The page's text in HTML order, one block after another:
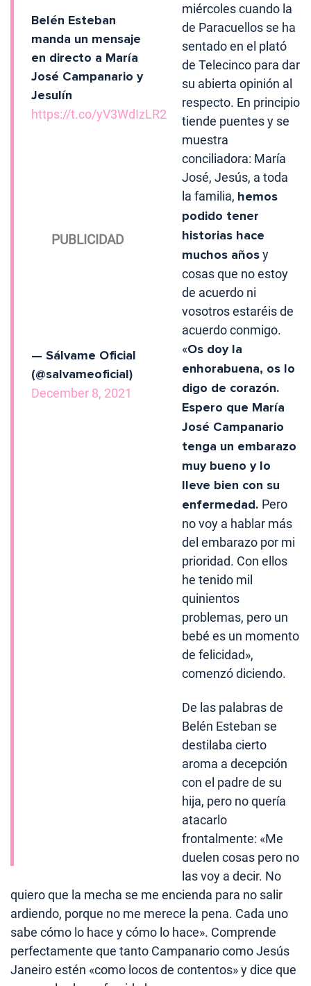
Belén Esteban
manda un mensaje
en directo a María
José Campanario y
Jesulín
https://t.co/yV3WdIzLR2
— Sálvame Oficial
(@salvameoficial)
December 8, 2021
miércoles cuando la
de Paracuellos se ha
sentado en el plató
de Telecinco para dar
su abierta opinión al
respecto. En principio
tiende puentes y se
muestra
conciliadora: María
José, Jesús, a toda
la familia, hemos
podido tener
historias hace
muchos añosy
cosas que no estoy
de acuerdo ni
vosotros estaréis de
acuerdo conmigo.
«Os doy la
enhorabuena, os lo
digo de corazón.
Espero que María
José Campanario
tenga un embarazo
muy bueno y lo
lleve bien con su
enfermedad. Pero
no voy a hablar más
del embarazo por mi
prioridad. Con ellos
he tenido mil
quinientos
problemas, pero un
bebé es un momento
de felicidad»,
comenzó diciendo.
De las palabras de
Belén Esteban se
destilaba cierto
aroma a decepción
con el padre de su
hija, pero no quería
atacarlo
frontalmente: «Me
duelen cosas pero no
las voy a decir. No
quiero que la mecha se me encienda para no salir
ardiendo, porque no me merece la pena. Cada uno
sabe cómo lo hace y cómo lo hace». Comprende
perfectamente que tanto Campanario como Jesús
Janeiro estén «como locos de contentos» y dice que